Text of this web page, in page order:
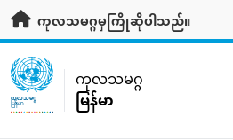
ပင်မအကြောင်းအရာသို့ သွားရန်
ကုလသမဂ္ဂမှကြိုဆိုပါသည်။
UN Logo
ကုလသမဂ္ဂ
မြန်မာ
ကုလသမဂ္ဂ
မြန်မာ